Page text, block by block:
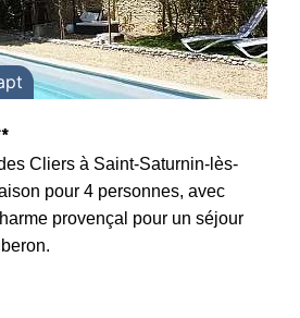
Cliers à Saint-Saturnin-lès-
pour 4 personnes, avec
provençal pour un séjour